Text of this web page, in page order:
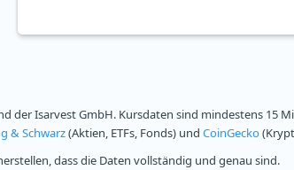
der Isarvest GmbH. Kursdaten sind mindestens 15
& Schwarz(Aktien, ETFs, Fonds) und CoinGecko
dass die Daten vollständig und genau sind.